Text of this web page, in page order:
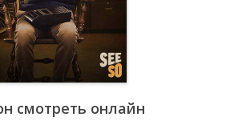
смотреть онлайн